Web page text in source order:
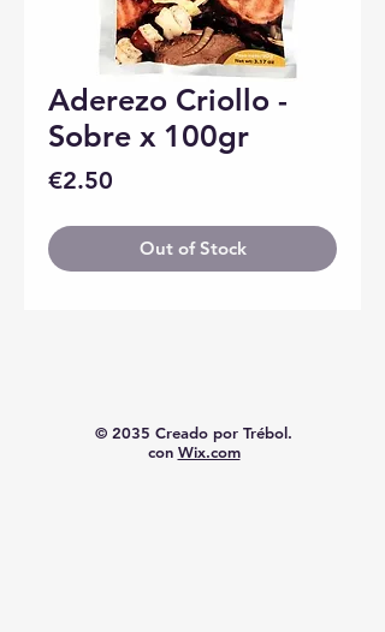
Aderezo Criollo -
Sobre x 100gr
€2.50
Out of Stock
© 2035 Creado por Trébol.
con Wix.com